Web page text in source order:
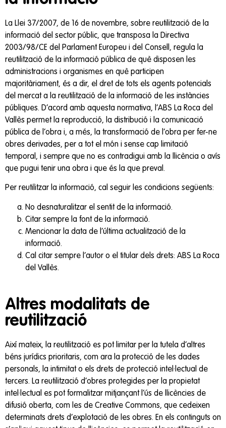
La Llei 37/2007, de 16 de novembre, sobre reutilització de la
informació del sector públic, que transposa la Directiva
2003/98/CE del Parlament Europeu i del Consell, regula la
reutilització de la informació pública de què disposen les
administracions i organismes en què participen
majoritàriament, és a dir, el dret de tots els agents potencials
del mercat a la reutilització de la informació de les instàncies
públiques. D’acord amb aquesta normativa, l’ABS La Roca del
Vallès permet la reproducció, la distribució i la comunicació
pública de l’obra i, a més, la transformació de l’obra per fer-ne
obres derivades, per a tot el món i sense cap limitació
temporal, i sempre que no es contradigui amb la llicència o avís
que pugui tenir una obra i que és la que preval.
Per reutilitzar la informació, cal seguir les condicions següents:
No desnaturalitzar el sentit de la informació.
Citar sempre la font de la informació.
Mencionar la data de l’última actualització de la
informació.
Cal citar sempre l’autor o el titular dels drets: ABS La Roca
del Vallès.
Altres modalitats de
reutilització
Així mateix, la reutilització es pot limitar per la tutela d’altres
béns jurídics prioritaris, com ara la protecció de les dades
personals, la intimitat o els drets de protecció intel·lectual de
tercers. La reutilització d’obres protegides per la propietat
intel·lectual es pot formalitzar mitjançant l’ús de llicències de
difusió oberta, com les de Creative Commons, que cedeixen
determinats drets d’explotació de les obres. En els continguts on